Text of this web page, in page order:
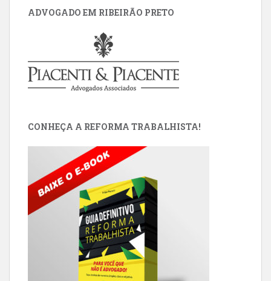
ADVOGADO EM RIBEIRÃO PRETO
CONHEÇA A REFORMA TRABALHISTA!